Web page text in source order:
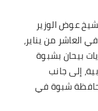
عوض الوزير
العاشر من يناير،
بيحان بشبوة
إلى جانب
شبوة في